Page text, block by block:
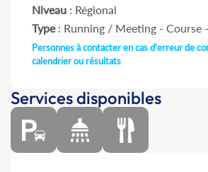
Niveau : Régional
Type: Running / Meeting - Course
Personnes à contacter en cas d'erreur de
calendrier ou résultats
Services disponibles